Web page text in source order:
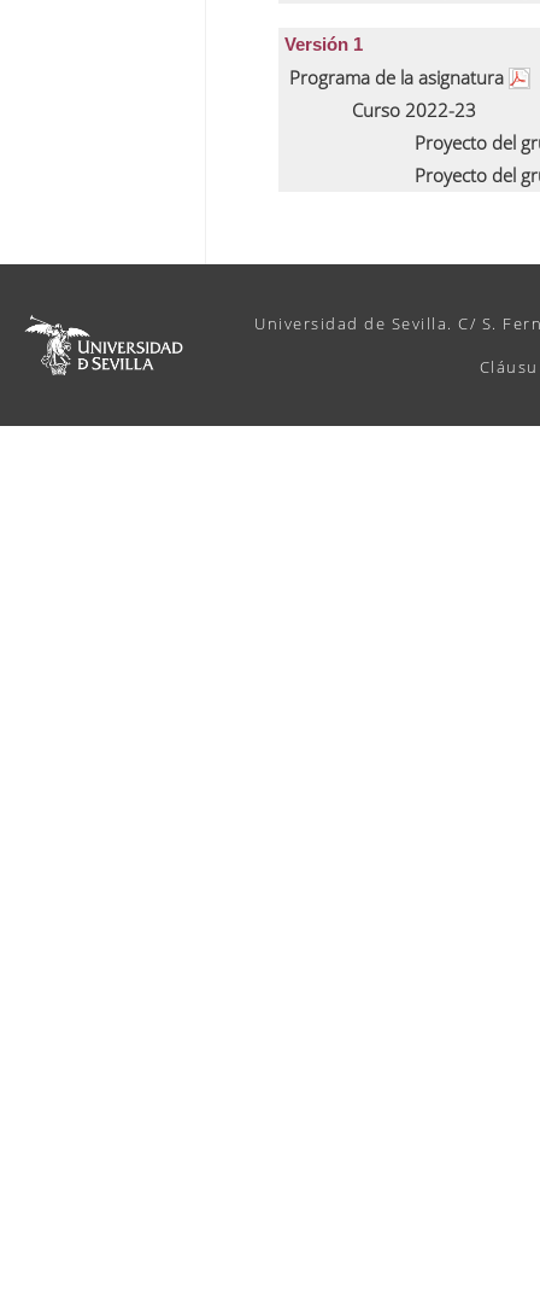
Versión 1
Programa de la asignatura
Curso 2022-23
Proyecto del
Proyecto del
Universidad de Sevilla. C/ S.